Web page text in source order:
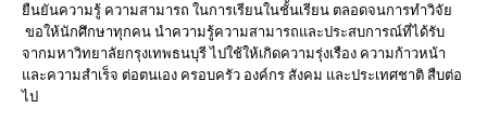
ยืนยันความรู้ ความสามารถ ในการเรียนในชั้นเรียน ตลอดจนการทำวิจัย
ขอให้นักศึกษาทุกคน นำความรู้ความสามารถและประสบการณ์ที่ได้รับ
จากมหาวิทยาลัยกรุงเทพธนบุรี ไปใช้ให้เกิดความรุ่งเรือง ความก้าวหน้า
และความสำเร็จ ต่อตนเอง ครอบครัว องค์กร สังคม และประเทศชาติ สืบต่อ
ไป